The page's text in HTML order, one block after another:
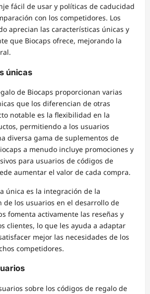
fácil de usar y políticas de caducidad
con los competidores. Los
aprecian las características únicas y
que Biocaps ofrece, mejorando la
únicas
de Biocaps proporcionan varias
que los diferencian de otras
notable es la flexibilidad en la
permitiendo a los usuarios
diversa gama de suplementos de
a menudo incluye promociones y
para usuarios de códigos de
aumentar el valor de cada compra.
única es la integración de la
de los usuarios en el desarrollo de
fomenta activamente las reseñas y
clientes, lo que les ayuda a adaptar
mejor las necesidades de los
competidores.
sobre los códigos de regalo de